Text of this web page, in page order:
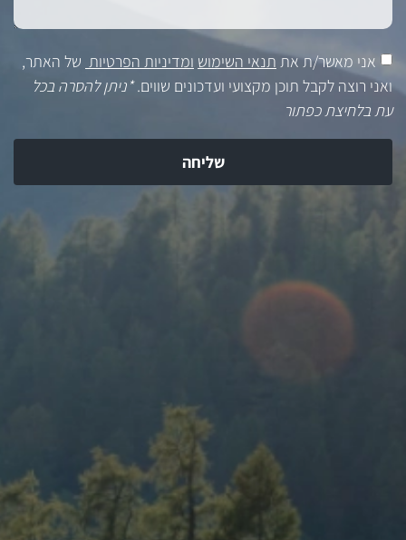
אני מאשר/ת את תנאי השימוש ומדיניות הפרטיות של האתר,
ואני רוצה לקבל תוכן מקצועי ועדכונים שווים.*ניתן להסרה בכל
עת בלחיצת כפתור
שליחה